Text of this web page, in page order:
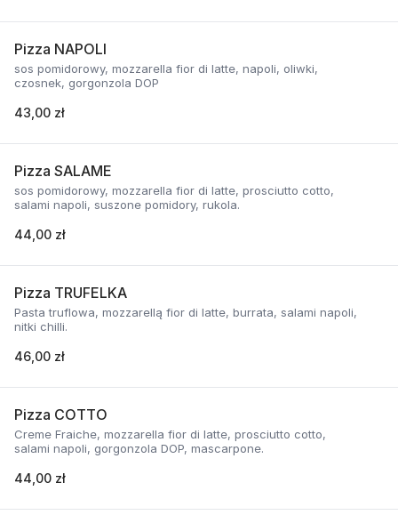
Pizza NAPOLI
sos pomidorowy, mozzarella fior di latte, napoli, oliwki,
czosnek, gorgonzola DOP
43,00 zł
Pizza SALAME
sos pomidorowy, mozzarella fior di latte, prosciutto cotto,
salami napoli, suszone pomidory, rukola.
44,00 zł
Pizza TRUFELKA
Pasta truflowa, mozzarellą fior di latte, burrata, salami napoli,
nitki chilli.
46,00 zł
Pizza COTTO
Creme Fraiche, mozzarella fior di latte, prosciutto cotto,
salami napoli, gorgonzola DOP, mascarpone.
44,00 zł